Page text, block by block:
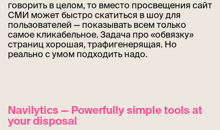
говорить в целом, то вместо просвещения сайт
СМИ может быстро скатиться в шоу для
пользователей — показывать всем только
самое кликабельное. Задача про «обвязку»
страниц хорошая, трафигенерящая. Но
реально с умом подходить надо.
Navilytics — Powerfully simple tools at
your disposal